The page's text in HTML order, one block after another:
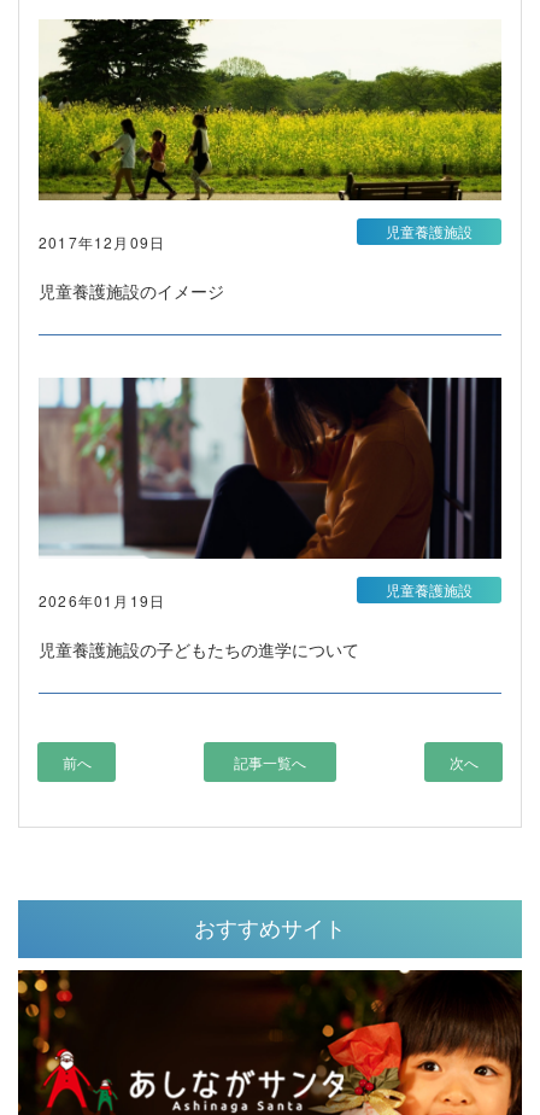
2017年12月09日
児童養護施設のイメージ
児童養護施設
2026年01月19日
児童養護施設の子どもたちの進学について
児童養護施設
前へ 記事一覧へ 次へ
おすすめサイト